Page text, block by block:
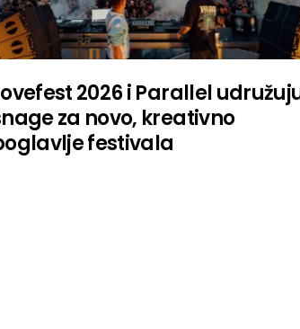
2026 i Parallel
za novo, kreativno
festivala